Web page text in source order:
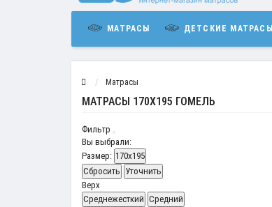
МАТРАСЫ ДЕТСКИЕ МАТРАСЫ
Матрасы
МАТРАСЫ 170Х195 ГОМЕЛЬ
Фильтр
Вы выбрали:
Размер: 170x195
Сбросить Уточнить
Верх
Среднежесткий Средний